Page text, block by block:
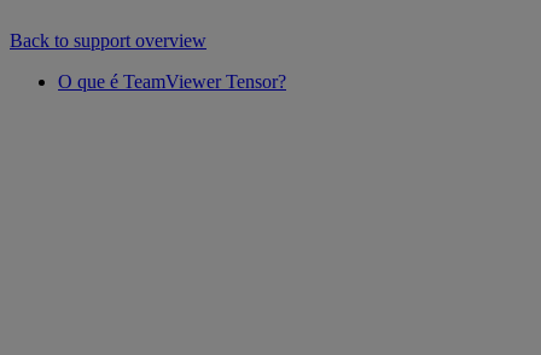
Back to support overview
O que é TeamViewer Tensor?